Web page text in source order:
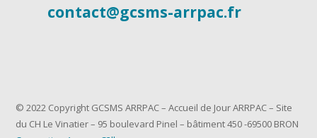
contact@gcsms-arrpac.fr
© 2022 Copyright GCSMS ARRPAC – Accueil de Jour ARRPAC – Site
du CH Le Vinatier – 95 boulevard Pinel – bâtiment 450 -69500 BRON